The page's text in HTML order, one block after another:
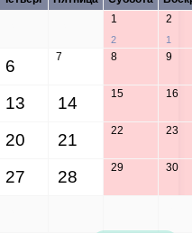
1
2
2
1
6 7 8 9
13 14 15 16
20 21 22 23
27 28 29 30